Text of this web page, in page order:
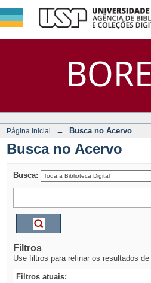
BORE
Busca no
DSpace/Manakin
Página Inicial → Busca no Acervo
Busca no Acervo
Busca:
Filtros
Use filtros para refinar os resultados de
Filtros atuais: